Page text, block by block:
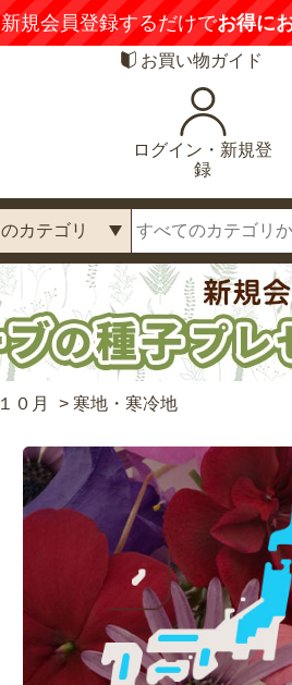
新規会員登録するだけでお得に
お買い物ガイド
ログイン・新規登
録
１０月 > 寒地・寒冷地